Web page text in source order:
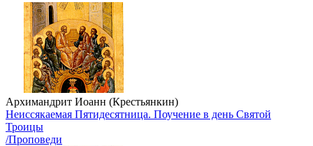
Архимандрит Иоанн (Крестьянкин)
Неиссякаемая Пятидесятница. Поучение в день Святой
Троицы
/Проповеди